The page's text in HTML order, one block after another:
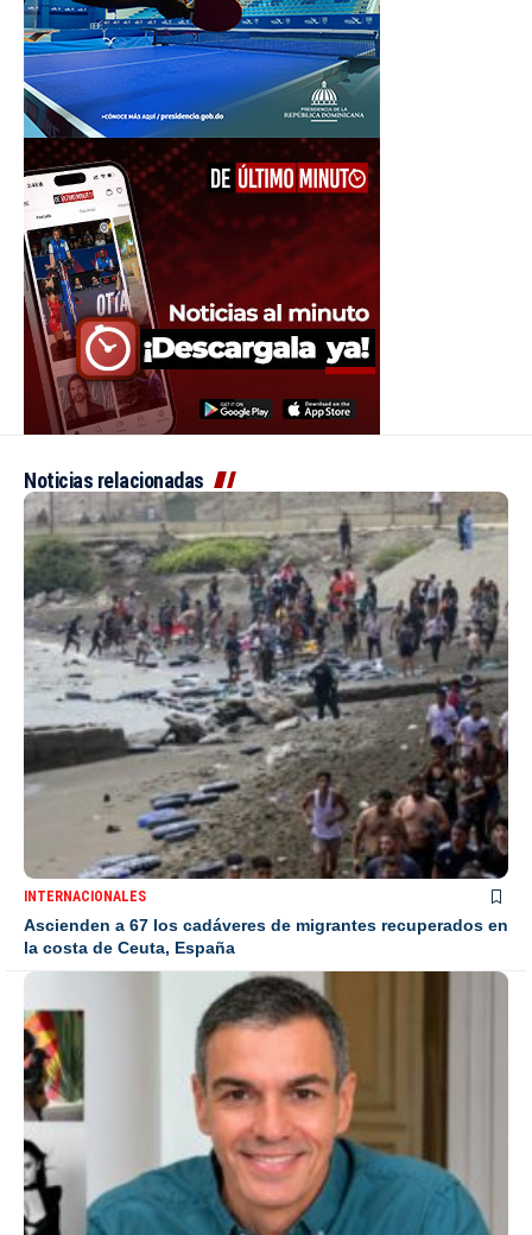
Noticias relacionadas
INTERNACIONALES
Ascienden a 67 los cadáveres de migrantes recuperados en
la costa de Ceuta, España